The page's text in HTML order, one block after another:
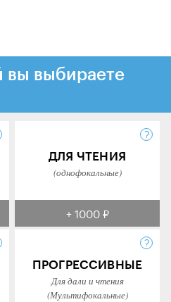
вы выбираете
ДЛЯ ЧТЕНИЯ
(однофокальные)
+ 1000 ₽
ПРОГРЕССИВНЫЕ
Для дали и чтения
(Мультифокальные)